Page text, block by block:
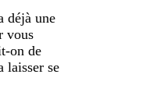
déjà une
vous
on de
laisser se